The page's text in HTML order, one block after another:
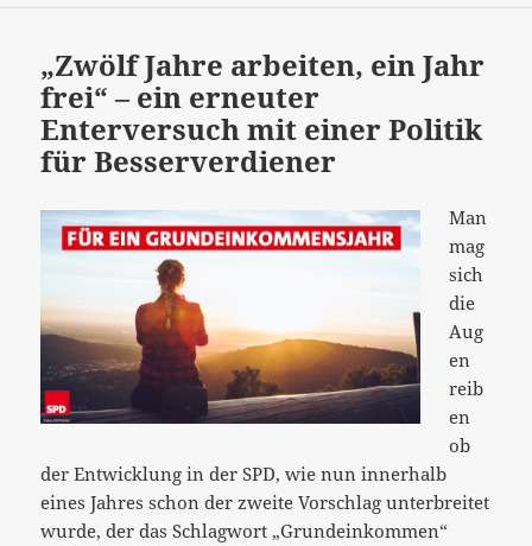
„Zwölf Jahre arbeiten, ein Jahr
frei“ – ein erneuter
Enterversuch mit einer Politik
für Besserverdiener
Man
mag
sich
die
Aug
en
reib
en
ob
der Entwicklung in der SPD, wie nun innerhalb
eines Jahres schon der zweite Vorschlag unterbreitet
wurde, der das Schlagwort „Grundeinkommen“